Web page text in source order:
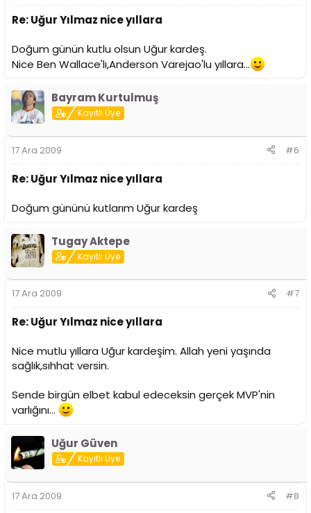
Re: Uğur Yılmaz nice yıllara
Doğum günün kutlu olsun Uğur kardeş.
Nice Ben Wallace'lı,Anderson Varejao'lu yıllara...
Bayram Kurtulmuş
Kayıtlı Üye
17 Ara 2009 #6
Re: Uğur Yılmaz nice yıllara
Doğum gününü kutlarım Uğur kardeş
Tugay Aktepe
Kayıtlı Üye
17 Ara 2009 #7
Re: Uğur Yılmaz nice yıllara
Nice mutlu yıllara Uğur kardeşim. Allah yeni yaşında
sağlık,sıhhat versin.
Sende birgün elbet kabul edeceksin gerçek MVP'nin
varlığını...
Uğur Güven
Kayıtlı Üye
17 Ara 2009 #8